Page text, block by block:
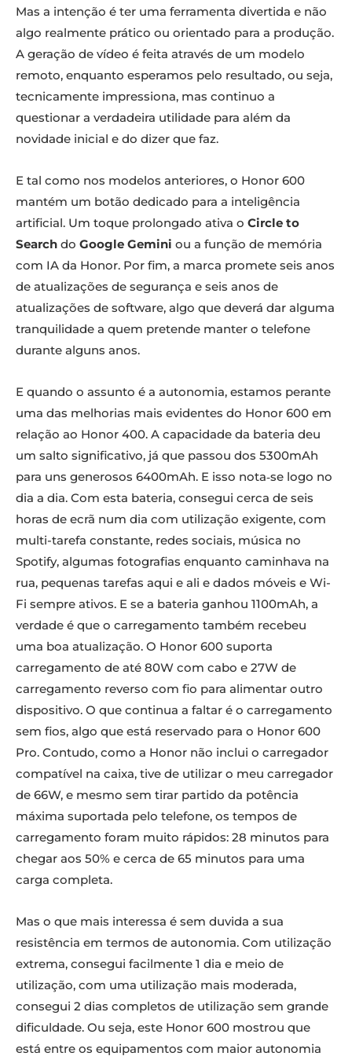
Mas a intenção é ter uma ferramenta divertida e não
algo realmente prático ou orientado para a produção.
A geração de vídeo é feita através de um modelo
remoto, enquanto esperamos pelo resultado, ou seja,
tecnicamente impressiona, mas continuo a
questionar a verdadeira utilidade para além da
novidade inicial e do dizer que faz.
E tal como nos modelos anteriores, o Honor 600
mantém um botão dedicado para a inteligência
artificial. Um toque prolongado ativa o Circle to
Search do Google Gemini ou a função de memória
com IA da Honor. Por fim, a marca promete seis anos
de atualizações de segurança e seis anos de
atualizações de software, algo que deverá dar alguma
tranquilidade a quem pretende manter o telefone
durante alguns anos.
E quando o assunto é a autonomia, estamos perante
uma das melhorias mais evidentes do Honor 600 em
relação ao Honor 400. A capacidade da bateria deu
um salto significativo, já que passou dos 5300mAh
para uns generosos 6400mAh. E isso nota‑se logo no
dia a dia. Com esta bateria, consegui cerca de seis
horas de ecrã num dia com utilização exigente, com
multi-tarefa constante, redes sociais, música no
Spotify, algumas fotografias enquanto caminhava na
rua, pequenas tarefas aqui e ali e dados móveis e Wi-
Fi sempre ativos. E se a bateria ganhou 1100mAh, a
verdade é que o carregamento também recebeu
uma boa atualização. O Honor 600 suporta
carregamento de até 80W com cabo e 27W de
carregamento reverso com fio para alimentar outro
dispositivo. O que continua a faltar é o carregamento
sem fios, algo que está reservado para o Honor 600
Pro. Contudo, como a Honor não inclui o carregador
compatível na caixa, tive de utilizar o meu carregador
de 66W, e mesmo sem tirar partido da potência
máxima suportada pelo telefone, os tempos de
carregamento foram muito rápidos: 28 minutos para
chegar aos 50% e cerca de 65 minutos para uma
carga completa.
Mas o que mais interessa é sem duvida a sua
resistência em termos de autonomia. Com utilização
extrema, consegui facilmente 1 dia e meio de
utilização, com uma utilização mais moderada,
consegui 2 dias completos de utilização sem grande
dificuldade. Ou seja, este Honor 600 mostrou que
está entre os equipamentos com maior autonomia